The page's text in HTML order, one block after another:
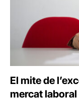
El mite de
mercat laboral